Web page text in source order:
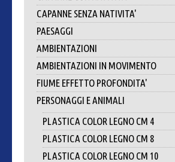
CAPANNE SENZA NATIVITA'
PAESAGGI
AMBIENTAZIONI
AMBIENTAZIONI IN MOVIMENTO
FIUME EFFETTO PROFONDITA'
PERSONAGGI E ANIMALI
PLASTICA COLOR LEGNO CM 4
PLASTICA COLOR LEGNO CM 8
PLASTICA COLOR LEGNO CM 10